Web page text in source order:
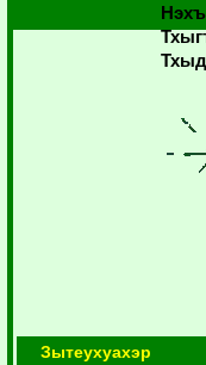
Зытеухуахэр